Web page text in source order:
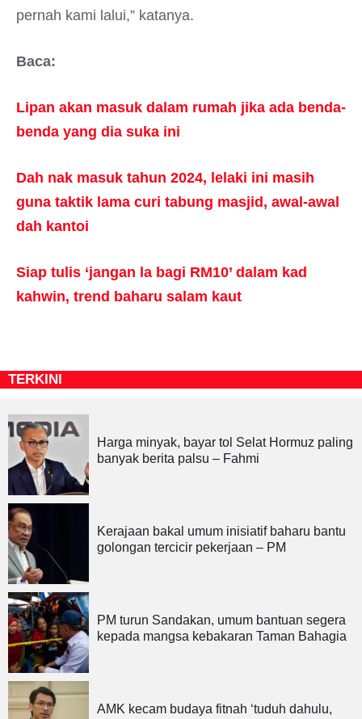
pernah kami lalui,” katanya.
Baca:
Lipan akan masuk dalam rumah jika ada benda-
benda yang dia suka ini
Dah nak masuk tahun 2024, lelaki ini masih
guna taktik lama curi tabung masjid, awal-awal
dah kantoi
Siap tulis ‘jangan la bagi RM10’ dalam kad
kahwin, trend baharu salam kaut
TERKINI
Harga minyak, bayar tol Selat Hormuz paling
banyak berita palsu – Fahmi
Kerajaan bakal umum inisiatif baharu bantu
golongan tercicir pekerjaan – PM
PM turun Sandakan, umum bantuan segera
kepada mangsa kebakaran Taman Bahagia
AMK kecam budaya fitnah ‘tuduh dahulu,